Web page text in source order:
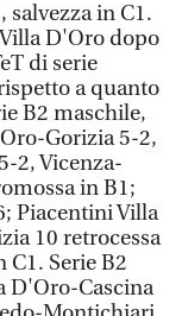
salvezza in C1.
D'Oro dopo
di serie
a quanto
B2 maschile,
Gorizia 5-2,
2, Vicenza-
in B1;
Piacentini Villa
10 retrocessa
C1. Serie B2
D'Oro-Cascina